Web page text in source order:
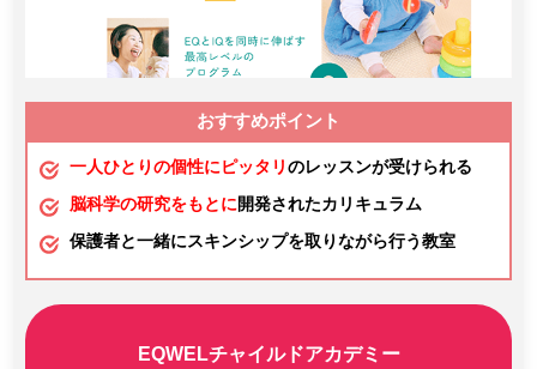
おすすめポイント
一人ひとりの個性にピッタリのレッスンが受けられる
脳科学の研究をもとに開発されたカリキュラム
保護者と一緒にスキンシップを取りながら行う教室
EQWELチャイルドアカデミー